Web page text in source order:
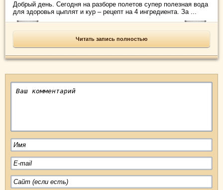
Добрый день. Сегодня на разборе полетов супер полезная вода
для здоровья цыплят и кур – рецепт на 4 ингредиента. За ...
Читать запись полностью